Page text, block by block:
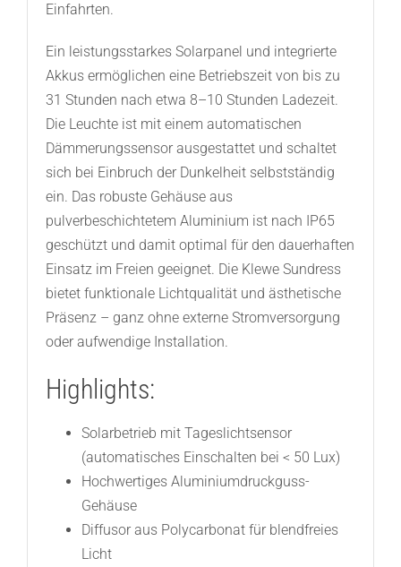
Einfahrten.
Ein leistungsstarkes Solarpanel und integrierte
Akkus ermöglichen eine Betriebszeit von bis zu
31 Stunden nach etwa 8–10 Stunden Ladezeit.
Die Leuchte ist mit einem automatischen
Dämmerungssensor ausgestattet und schaltet
sich bei Einbruch der Dunkelheit selbstständig
ein. Das robuste Gehäuse aus
pulverbeschichtetem Aluminium ist nach IP65
geschützt und damit optimal für den dauerhaften
Einsatz im Freien geeignet. Die Klewe Sundress
bietet funktionale Lichtqualität und ästhetische
Präsenz – ganz ohne externe Stromversorgung
oder aufwendige Installation.
Highlights:
Solarbetrieb mit Tageslichtsensor
(automatisches Einschalten bei < 50 Lux)
Hochwertiges Aluminiumdruckguss-
Gehäuse
Diffusor aus Polycarbonat für blendfreies
Licht